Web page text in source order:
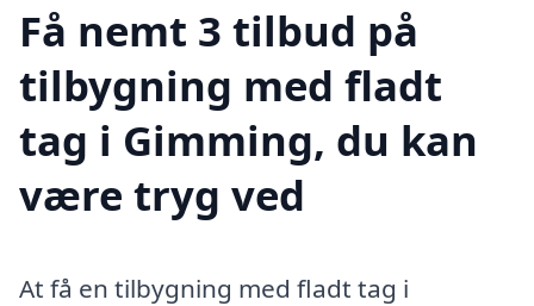
Få nemt 3 tilbud på
tilbygning med fladt
tag i Gimming, du kan
være tryg ved
At få en tilbygning med fladt tag i